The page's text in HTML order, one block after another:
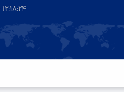
۱۲:۱۸:۲۴ - ۱۸ مرداد ۱۴۰۵